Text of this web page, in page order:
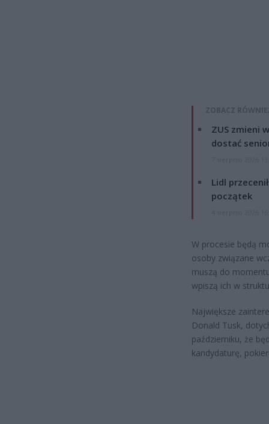
ZOBACZ
ZUS zmieni
dostać
Lidl
początek
W procesie będą
osoby związane
muszą do
wpiszą ich w
Największe
Donald Tusk,
październiku, że
kandydaturę,